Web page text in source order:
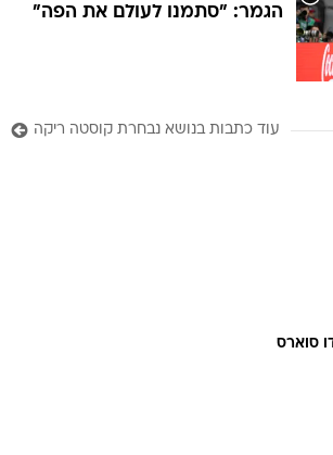
הגמר: "סתמנו לעולם את הפה"
עוד כתבות בנושא נבחרת קוסטה ריקה
סוארס